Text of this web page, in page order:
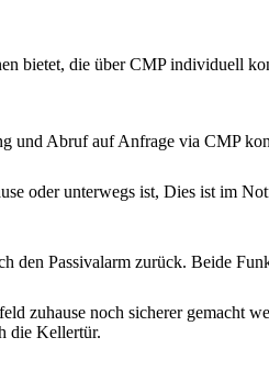
bietet, die über CMP individuell
und Abruf auf Anfrage via CMP
oder unterwegs ist, Dies ist im
Passivalarm zurück. Beide
zuhause noch sicherer gemacht
die Kellertür.